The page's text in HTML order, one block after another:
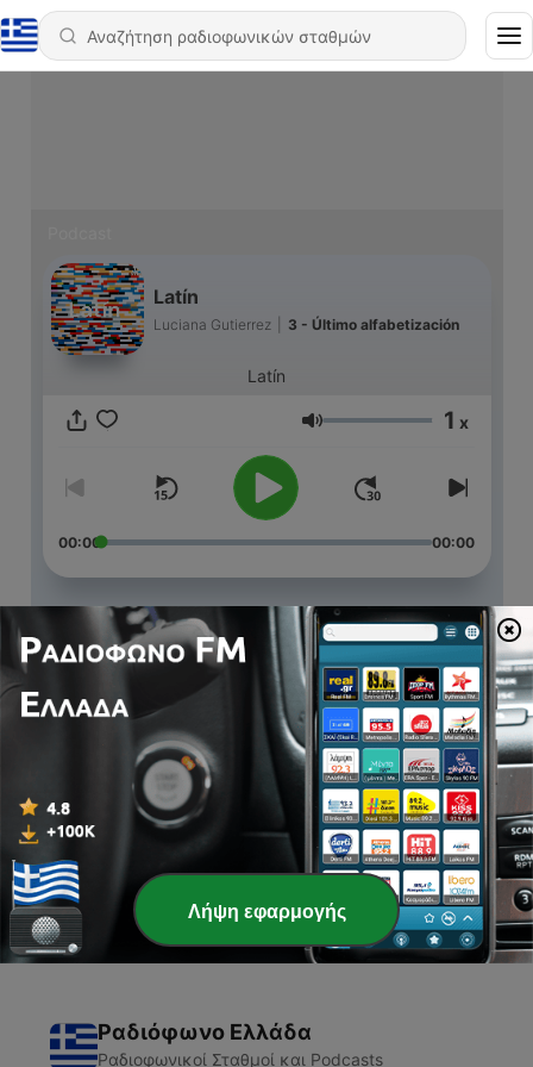
Latín
Luciana Gutierrez 3 - Último alfabetización
Latín
Ένταση 1 x
00:00 00:00
Επεισόδια
Último alfabetización
26 Οκτ 2021
19 Οκτ 2021
1 - L
15 Μάιος 2021
Ραδιόφωνο Ελλάδα
Ραδιοφωνικοί Σταθμοί και Podcasts
Λήψη εφαρμογής